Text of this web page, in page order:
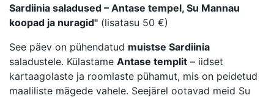
Sardiinia saladused – Antase tempel, Su Mannau
koopad ja nuragid" (lisatasu 50 €)
See päev on pühendatud muistse Sardiinia
saladustele. Külastame Antase templit – iidset
kartaagolaste ja roomlaste pühamut, mis on peidetud
maaliliste mägede vahele. Seejärel ootavad meid Su